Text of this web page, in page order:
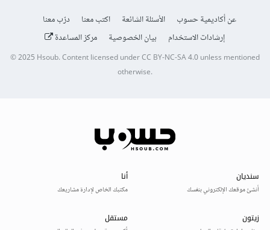
عن أكاديمية حسوب الأسئلة الشائعة اكتب معنا
درّب معنا
إرشادات الاستخدام
بيان الخصوصية مركز المساعدة
© 2025 Hsoub.Content licensed underCC BY-NC-SA 4.0unless mentioned
otherwise.